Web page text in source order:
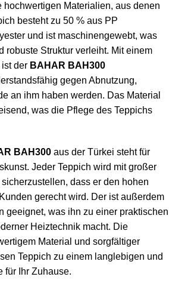
hochwertigen Materialien, aus denen
besteht zu 50 % aus PP
und ist maschinengewebt, was
robuste Struktur verleiht. Mit einem
ist der BAHAR BAH300
gegen Abnutzung,
an ihm haben werden. Das Material
was die Pflege des Teppichs
BAH300 aus der Türkei steht für
Jeder Teppich wird mit großer
dass er den hohen
gerecht wird. Der ist außerdem
geeignet, was ihn zu einer praktischen
Heiztechnik macht. Die
Material und sorgfältiger
Teppich zu einem langlebigen und
für Ihr Zuhause.